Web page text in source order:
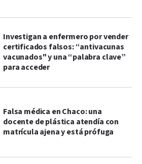
Investigan a enfermero por vender
certificados falsos: “antivacunas
vacunados" y una “palabra clave”
para acceder
Falsa médica en Chaco: una
docente de plástica atendía con
matrícula ajena y está prófuga